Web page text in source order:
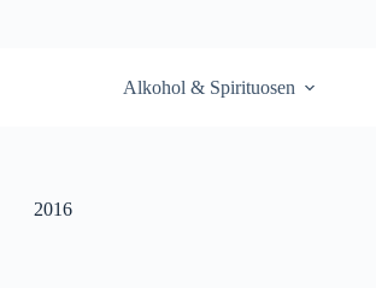
Alkohol & Spirituosen
2016